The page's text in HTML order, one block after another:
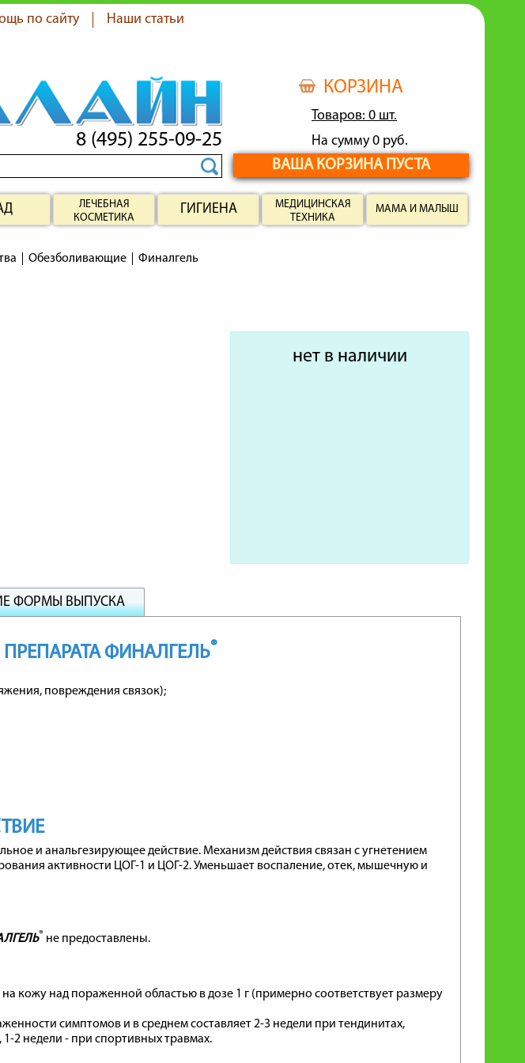
по сайту Наши статьи
КОРЗИНА
Товаров: 0 шт.
На сумму 0 руб.
ВАША КОРЗИНА ПУСТА
8 (495) 255-09-25
ЛЕЧЕБНАЯ
КОСМЕТИКА
ГИГИЕНА
МЕДИЦИНСКАЯ
ТЕХНИКА
МАМА И МАЛЫШ
Обезболивающие Финалгель
нет в наличии
ФОРМЫ ВЫПУСКА
ФИНАЛГЕЛЬ®
повреждения связок);
и анальгезирующее действие. Механизм действия связан с угнетением
активности ЦОГ-1 и ЦОГ-2. Уменьшает воспаление, отек, мышечную и
® не предоставлены.
на кожу над пораженной областью в дозе 1 г (примерно соответствует размеру
симптомов и в среднем составляет 2-3 недели при тендинитах,
2 недели - при спортивных травмах.